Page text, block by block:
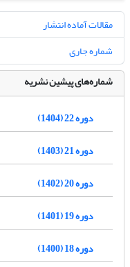
مقالات آماده انتشار
شماره جاری
شماره‌های پیشین نشریه
دوره 22 (1404)
دوره 21 (1403)
دوره 20 (1402)
دوره 19 (1401)
دوره 18 (1400)